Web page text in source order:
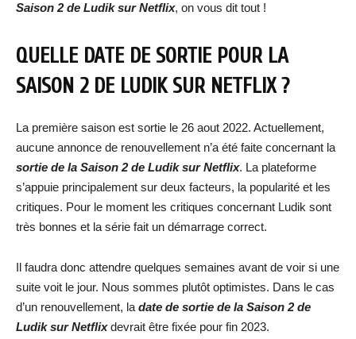
Saison 2 de Ludik sur Netflix, on vous dit tout !
QUELLE DATE DE SORTIE POUR LA
SAISON 2 DE LUDIK SUR NETFLIX ?
La première saison est sortie le 26 aout 2022. Actuellement,
aucune annonce de renouvellement n’a été faite concernant la
sortie de la Saison 2 de Ludik sur Netflix. La plateforme
s’appuie principalement sur deux facteurs, la popularité et les
critiques. Pour le moment les critiques concernant Ludik sont
très bonnes et la série fait un démarrage correct.
Il faudra donc attendre quelques semaines avant de voir si une
suite voit le jour. Nous sommes plutôt optimistes. Dans le cas
d’un renouvellement, la date de sortie de la Saison 2 de
Ludik sur Netflixdevrait être fixée pour fin 2023.